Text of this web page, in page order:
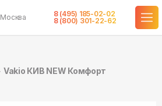
Москва
8 (495) 185-02-02
8 (800) 301-22-62
Vakio КИВ NEW Комфорт